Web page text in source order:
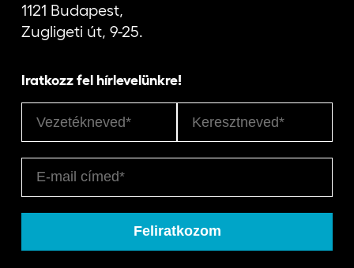
1121 Budapest,
Zugligeti út, 9-25.
Iratkozz fel hírlevelünkre!